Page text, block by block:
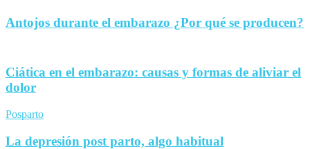
Antojos durante el embarazo ¿Por qué se producen?
Ciática en el embarazo: causas y formas de aliviar el
dolor
Posparto
La depresión post parto, algo habitual